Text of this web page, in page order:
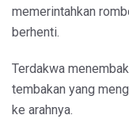
memerintahkan
berhenti.
Terdakwa
tembakan yang
ke arahnya.